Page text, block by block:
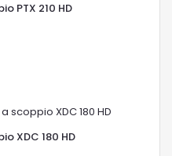
PTX 210 HD
XDC 180 HD